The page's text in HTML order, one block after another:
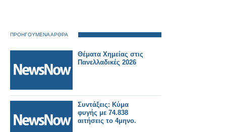
ΠΡΟΗΓΟΥΜΕΝΑ ΑΡΘΡΑ
Θέματα Χημείας στις
Πανελλαδικές 2026
Συντάξεις: Κύμα
φυγής με 74.838
αιτήσεις το 4μηνο.